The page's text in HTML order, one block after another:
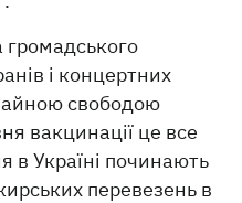
громадського
і концертних
свободою
вакцинації це все
в Україні починають
перевезень в